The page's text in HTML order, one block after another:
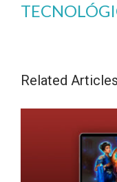
Related Articles